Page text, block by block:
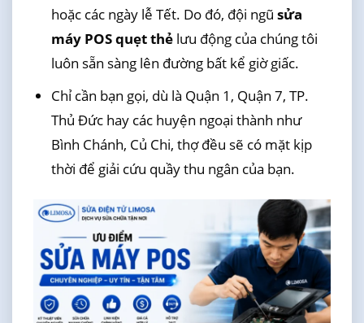
hoặc các ngày lễ Tết. Do đó, đội ngũ sửa
máy POS quẹt thẻlưu động của chúng tôi
luôn sẵn sàng lên đường bất kể giờ giấc.
Chỉ cần bạn gọi, dù là Quận 1, Quận 7, TP.
Thủ Đức hay các huyện ngoại thành như
Bình Chánh, Củ Chi, thợ đều sẽ có mặt kịp
thời để giải cứu quầy thu ngân của bạn.